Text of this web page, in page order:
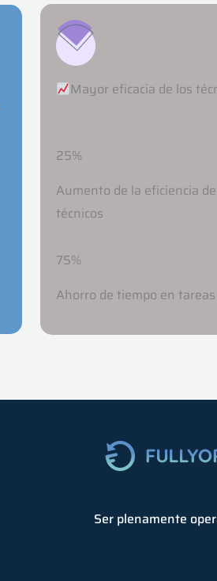
Mayor eficacia de los
25%
Aumento de la eficiencia
técnicos
75%
Ahorro de tiempo en
Ser plenamente